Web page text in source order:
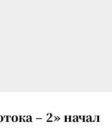
– 2» начал